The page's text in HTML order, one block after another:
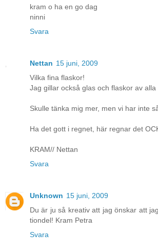
kram o ha en go dag
ninni
Svara
Nettan 15 juni, 2009
Vilka fina flaskor!
Jag gillar också glas och flaskor av alla
Skulle tänka mig mer, men vi har inte
Ha det gott i regnet, här regnar det
KRAM// Nettan
Svara
Unknown 15 juni, 2009
Du är ju så kreativ att jag önskar att
tiondel! Kram Petra
Svara